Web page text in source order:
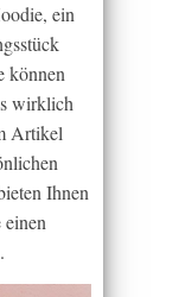
ein
können
wirklich
Artikel
Ihnen